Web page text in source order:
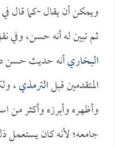
ويمكن أن يقال -كما قال
ثم تبين له أنه حسن، وفي
البخاريأنه حديث حسن
المتقدمين قبلالترمذي،
وأظهره وأبرزه وأكثر من
جامعه؛ لأنه كان يستعمل